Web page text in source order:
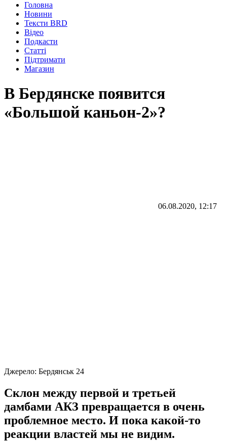
Головна
Новини
Тексти BRD
Відео
Подкасти
Статті
Підтримати
Магазин
В Бердянске появится
«Большой каньон-2»?
06.08.2020, 12:17
Джерело: Бердянськ 24
Склон между первой и третьей
дамбами АКЗ превращается в очень
проблемное место. И пока какой-то
реакции властей мы не видим.